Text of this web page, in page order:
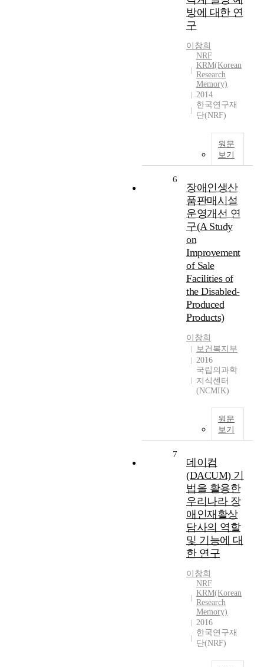
방에 대한 연
구
이창희
NRF
KRM(Korean
Research
Memory)
2014
한국연구재
단(NRF)
원문
보기
6
장애인생산
품판매시설
운영개선 연
구(A Study
on
Improvement
of Sale
Facilities of
the Disabled-
Produced
Products)
이창희
보건복지부
2016
국립의과학
지식센터
(NCMIK)
원문
보기
7
데이컴
(DACUM) 기
법을 활용한
우리나라 장
애인재활상
담사의 역할
및 기능에 대
한 연구
이창희
NRF
KRM(Korean
Research
Memory)
2016
한국연구재
단(NRF)